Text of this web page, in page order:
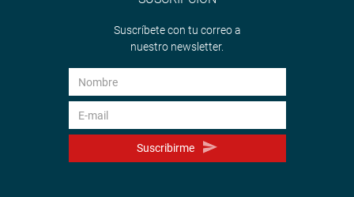
Suscríbete con tu correo a
nuestro newsletter.
Suscribirme